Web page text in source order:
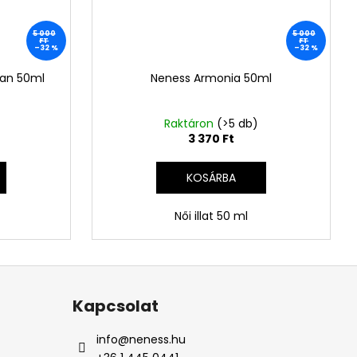
5 000
FT
–32 %
50ml
5 000
FT
–32 %
Neness Armonia 50ml
Raktáron (>5 db)
3 370 Ft
KOSÁRBA
Női illat 50 ml
Kapcsolat
info@neness.hu